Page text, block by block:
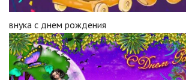
внука с днем рождения